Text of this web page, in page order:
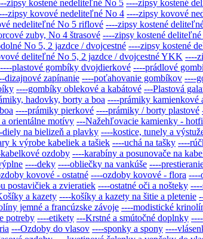
zipsy kostené nedeliteľné No 5 ----zipsy kostené
zipsy kovové nedeliteľné No 4 ----zipsy kovové
nedeliteľné No 5 riflové ----zipsy kostené
zuby, No 4 štrasové ----zipsy kostené
No 5, 2 jazdce / dvojcestné ----zipsy kostené
deliteľné No 5, 2 jazdce / dvojcestné YKK ----
----plastové gombíky dvojdierkové ----prádlové
dizajnové zapínanie ----poťahovanie gombíkov ----
----gombíky oblekové a kabátové ---Plastová
hadovky, borty a boa ----prámiky kamienkové
----prámiky pierkové ----prámiky / borty plastové
orientálne motívy ---Nažehľovacie kamienky -
diely na bielizeň a plavky ----kostice, tunely a
k výrobe kabeliek a tašiek ----uchá na tašky ----
ozdoby ----karabíny a posunovače na
----deky ----obliečky na vankúše ----
kovové - ostatné ----ozdoby kovové - flora ----
postavičiek a zvieratiek ----ostatné oči a nošteky
a kazety ----košíky a kazety na šitie a pletenie
jemné a francúzske závoje ----modistické
potreby ----etikety ---Krstné a smútočné doplnky
---Ozdoby do vlasov ----sponky a spony ----